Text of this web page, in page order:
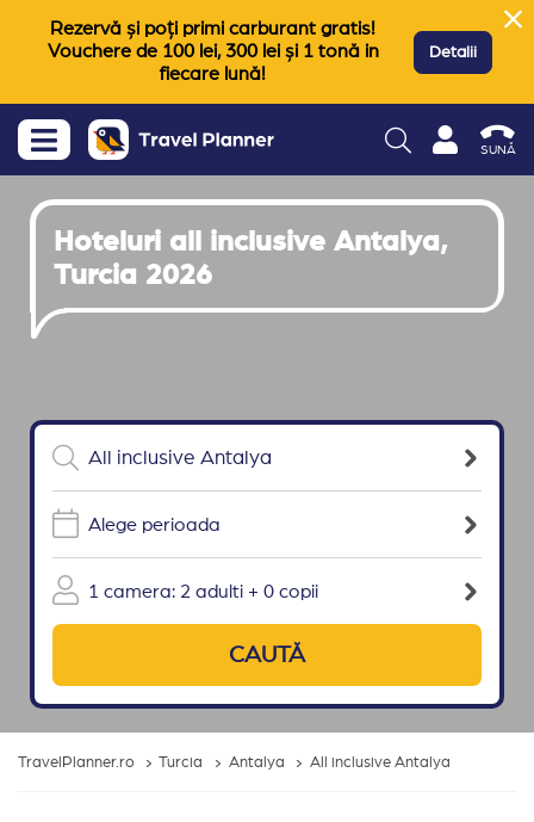
Rezervă și poți primi carburant gratis!
Vouchere de 100 lei, 300 lei și 1 tonă in
fiecare lună!
Detalii
SUNĂ
Hoteluri all inclusive Antalya,
Turcia 2026
Alege perioada
1 camera: 2 adulti + 0 copii
CAUTĂ
TravelPlanner.ro Turcia Antalya All inclusive Antalya